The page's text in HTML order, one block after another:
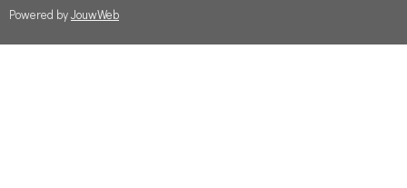
Powered byJouwWeb